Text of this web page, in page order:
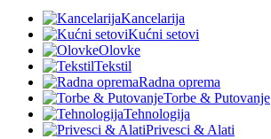
Kancelarija
Kućni setovi
Olovke
Tekstil
Radna oprema
Torbe & Putovanje
Tehnologija
Privesci & Alati